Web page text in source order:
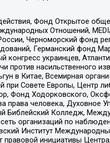
Фонд Открытое
Отношений, MEDIA
Черноморский фонд
Германский фонд
украинцев,
насильственного
в Китае, Всемирная
при Совете Европы, Центр
Фонд Ходорковского,
человека, Духовное
Колледж,
организаций по
Институт
правовой инициативы